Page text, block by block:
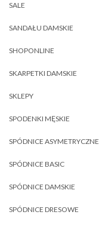
SALE
SANDAŁU DAMSKIE
SHOPONLINE
SKARPETKI DAMSKIE
SKLEPY
SPODENKI MĘSKIE
SPÓDNICE ASYMETRYCZNE
SPÓDNICE BASIC
SPÓDNICE DAMSKIE
SPÓDNICE DRESOWE